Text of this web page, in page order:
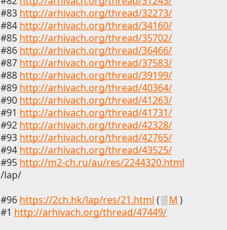
#83 http://arhivach.org/thread/32273/
#84 http://arhivach.org/thread/34160/
#85 http://arhivach.org/thread/35702/
#86 http://arhivach.org/thread/36466/
#87 http://arhivach.org/thread/37583/
#88 http://arhivach.org/thread/39199/
#89 http://arhivach.org/thread/40364/
#90 http://arhivach.org/thread/41263/
#91 http://arhivach.org/thread/41731/
#92 http://arhivach.org/thread/42328/
#93 http://arhivach.org/thread/42765/
#94 http://arhivach.org/thread/43525/
#95 http://m2-ch.ru/au/res/2244320.html
/lap/
#96 https://2ch.hk/lap/res/21.html ( М )
#1 http://arhivach.org/thread/47449/